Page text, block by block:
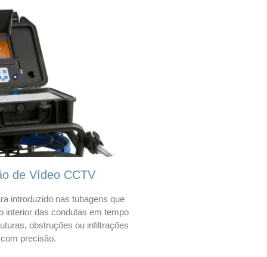
de Vídeo CCTV
introduzido nas tubagens que
interior das condutas em tempo
obstruções ou infiltrações
com precisão.